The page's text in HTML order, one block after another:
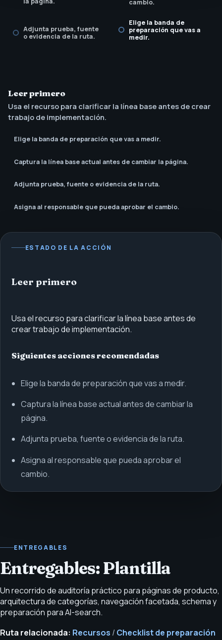
cambio.
Adjunta prueba, fuente
o evidencia de la ruta.
Elige la banda de
preparación que vas a
medir.
Leer primero
Usa el recurso para clarificar la línea base antes de crear
trabajo de implementación.
Elige la banda de preparación que vas a medir.
Captura la línea base actual antes de cambiar la página.
Adjunta prueba, fuente o evidencia de la ruta.
Asigna al responsable que pueda aprobar el cambio.
ESTADO DE LA ACCIÓN
Leer primero
Usa el recurso para clarificar la línea base antes de
crear trabajo de implementación.
Siguientes acciones recomendadas
Elige la banda de preparación que vas a medir.
Captura la línea base actual antes de cambiar la
página.
Adjunta prueba, fuente o evidencia de la ruta.
Asigna al responsable que pueda aprobar el
cambio.
ENTREGABLES
Entregables: Plantilla
Un recorrido de auditoría práctico para páginas de producto,
arquitectura de categorías, navegación facetada, schema y
preparación para AI-search.
Ruta relacionada: Recursos / Checklist de preparación